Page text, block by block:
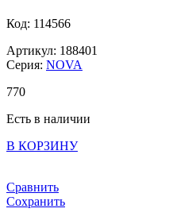
Код: 114566
Артикул: 188401
Серия: NOVA
770
Есть в наличии
В КОРЗИНУ
Сравнить
Сохранить